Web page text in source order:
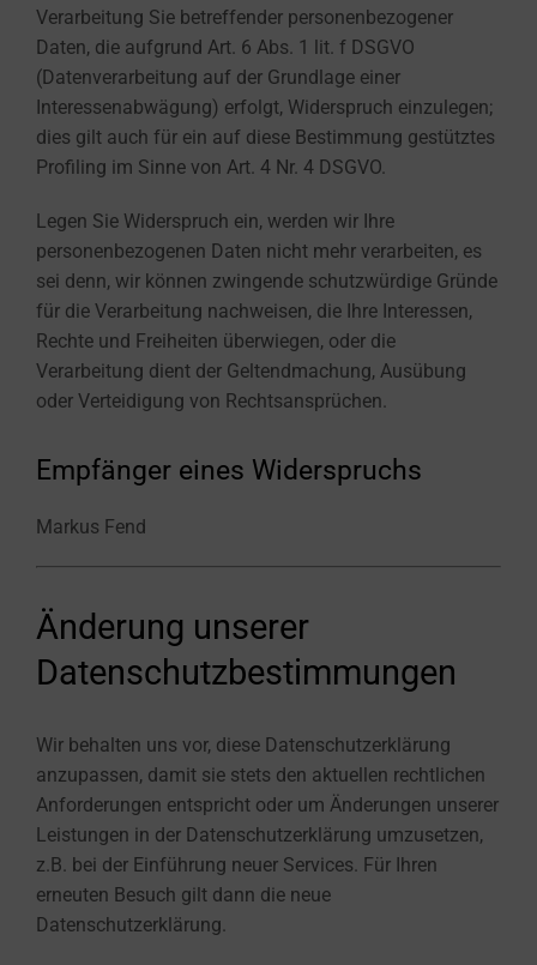
Verarbeitung Sie betreffender personenbezogener
Daten, die aufgrund Art. 6 Abs. 1 lit. f DSGVO
(Datenverarbeitung auf der Grundlage einer
Interessenabwägung) erfolgt, Widerspruch einzulegen;
dies gilt auch für ein auf diese Bestimmung gestütztes
Profiling im Sinne von Art. 4 Nr. 4 DSGVO.
Legen Sie Widerspruch ein, werden wir Ihre
personenbezogenen Daten nicht mehr verarbeiten, es
sei denn, wir können zwingende schutzwürdige Gründe
für die Verarbeitung nachweisen, die Ihre Interessen,
Rechte und Freiheiten überwiegen, oder die
Verarbeitung dient der Geltendmachung, Ausübung
oder Verteidigung von Rechtsansprüchen.
Empfänger eines Widerspruchs
Markus Fend
Änderung unserer
Datenschutzbestimmungen
Wir behalten uns vor, diese Datenschutzerklärung
anzupassen, damit sie stets den aktuellen rechtlichen
Anforderungen entspricht oder um Änderungen unserer
Leistungen in der Datenschutzerklärung umzusetzen,
z.B. bei der Einführung neuer Services. Für Ihren
erneuten Besuch gilt dann die neue
Datenschutzerklärung.